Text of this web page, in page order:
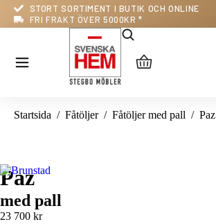
STORT SORTIMENT I BUTIK OCH ONLINE
FRI FRAKT ÖVER 5000KR *
Du är här:
Startsida Fåtöljer Fåtöljer med pall Paz
Paz
med pall
23 700 kr